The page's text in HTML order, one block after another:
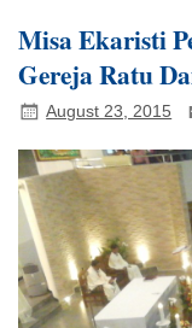
Misa Ekaristi
Gereja Ratu
August 23, 2015